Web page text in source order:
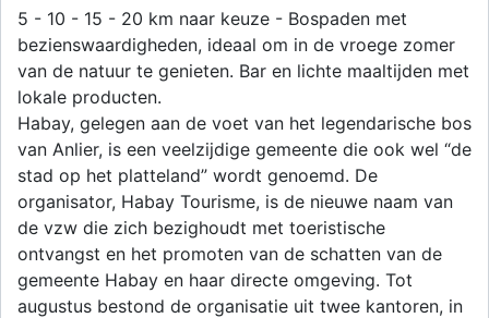
5 - 10 - 15 - 20 km naar keuze - Bospaden met
bezienswaardigheden, ideaal om in de vroege zomer
van de natuur te genieten. Bar en lichte maaltijden met
lokale producten.
Habay, gelegen aan de voet van het legendarische bos
van Anlier, is een veelzijdige gemeente die ook wel “de
stad op het platteland” wordt genoemd. De
organisator, Habay Tourisme, is de nieuwe naam van
de vzw die zich bezighoudt met toeristische
ontvangst en het promoten van de schatten van de
gemeente Habay en haar directe omgeving. Tot
augustus bestond de organisatie uit twee kantoren, in